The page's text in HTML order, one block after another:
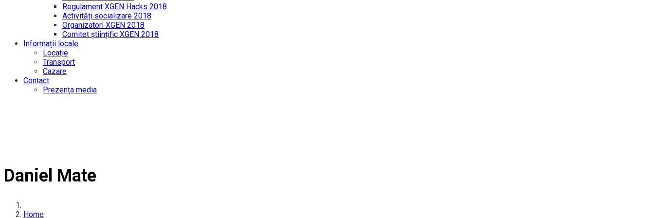
Regulament XGEN Hacks 2018
Activități socializare 2018
Organizatori XGEN 2018
Comitet științific XGEN 2018
Informații locale
Locație
Transport
Cazare
Contact
Prezența media
Daniel Mate
Home